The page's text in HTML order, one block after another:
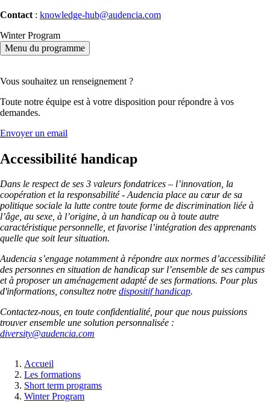
Contact : knowledge-hub@audencia.com
Winter Program
Menu du programme
Vous souhaitez un renseignement ?
Toute notre équipe est à votre disposition pour répondre à vos
demandes.
Envoyer un email
Accessibilité handicap
Dans le respect de ses 3 valeurs fondatrices – l’innovation, la
coopération et la responsabilité - Audencia place au cœur de sa
politique sociale la lutte contre toute forme de discrimination liée à
l’âge, au sexe, à l’origine, à un handicap ou à toute autre
caractéristique personnelle, et favorise l’intégration des apprenants
quelle que soit leur situation.
Audencia s’engage notamment à répondre aux normes d’accessibilité
des personnes en situation de handicap sur l’ensemble de ses campus
et à proposer un aménagement adapté de ses formations. Pour plus
d'informations, consultez notre dispositif handicap.
Contactez-nous, en toute confidentialité, pour que nous puissions
trouver ensemble une solution personnalisée :
diversity@audencia.com
d'Ariane
Accueil
Les formations
Short term programs
Winter Program